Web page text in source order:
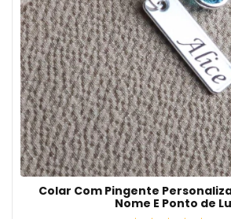
Colar Com Pingente
Nome E Ponto de